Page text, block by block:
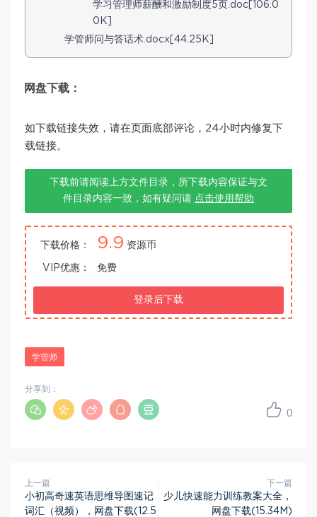
学习管理师薪酬和激励制度5页.doc[106.0
0K]
学管师问与答话术.docx[44.25K]
网盘下载：
如下载链接失效，请在页面底部评论，24小时内修复下
载链接。
下载前请阅读上方文件目录，所下载内容保证与文
件目录内容一致，如有疑问请 点击使用帮助
下载价格： 9.9 资源币
VIP优惠： 免费
登录后下载
学管师
0
分享到：
上一篇
小初高奇速英语思维导图速记
词汇（视频），网盘下载(12.5
下一篇
少儿快速能力训练教案大全，
网盘下载(15.34M)